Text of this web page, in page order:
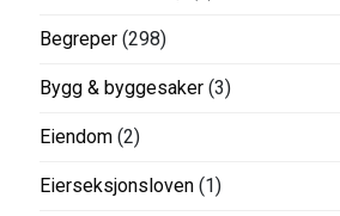
Begreper (298)
Bygg & byggesaker (3)
Eiendom (2)
Eierseksjonsloven (1)